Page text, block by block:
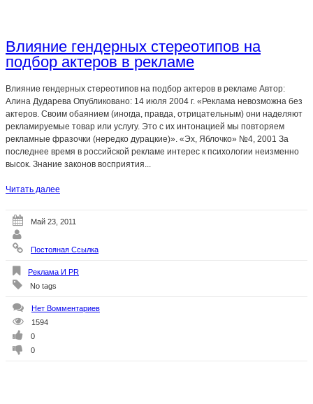
Влияние гендерных стереотипов на
подбор актеров в рекламе
Влияние гендерных стереотипов на подбор актеров в рекламе Автор:
Алина Дударева Опубликовано: 14 июля 2004 г. «Реклама невозможна без
актеров. Своим обаянием (иногда, правда, отрицательным) они наделяют
рекламируемые товар или услугу. Это с их интонацией мы повторяем
рекламные фразочки (нередко дурацкие)». «Эх, Яблочко» №4, 2001 За
последнее время в российской рекламе интерес к психологии неизменно
высок. Знание законов восприятия...
Читать далее
Май 23, 2011
Постояная Ссылка
Реклама И PR
No tags
Нет Вомментариев
1594
0
0